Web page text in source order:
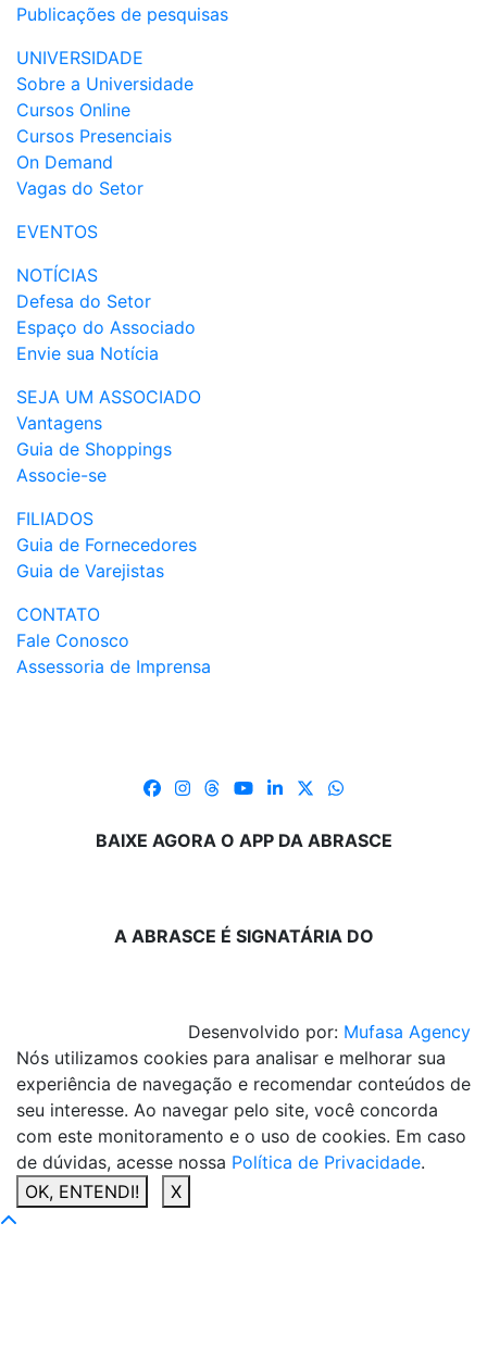
Publicações de pesquisas
UNIVERSIDADE
Sobre a Universidade
Cursos Online
Cursos Presenciais
On Demand
Vagas do Setor
EVENTOS
NOTÍCIAS
Defesa do Setor
Espaço do Associado
Envie sua Notícia
SEJA UM ASSOCIADO
Vantagens
Guia de Shoppings
Associe-se
FILIADOS
Guia de Fornecedores
Guia de Varejistas
CONTATO
Fale Conosco
Assessoria de Imprensa
BAIXE AGORA O APP DA ABRASCE
A ABRASCE É SIGNATÁRIA DO
Desenvolvido por: Mufasa Agency
Nós utilizamos cookies para analisar e melhorar sua
experiência de navegação e recomendar conteúdos de
seu interesse. Ao navegar pelo site, você concorda
com este monitoramento e o uso de cookies. Em caso
de dúvidas, acesse nossa Política de Privacidade.
OK, ENTENDI!
X